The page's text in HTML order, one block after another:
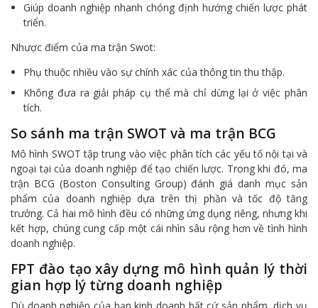
Giúp doanh nghiệp nhanh chóng định hướng chiến lược phát
triển.
Nhược điểm của ma trận Swot:
Phụ thuộc nhiều vào sự chính xác của thông tin thu thập.
Không đưa ra giải pháp cụ thể mà chỉ dừng lại ở việc phân
tích.
So sánh ma trận SWOT và ma trận BCG
Mô hình SWOT tập trung vào việc phân tích các yếu tố nội tại và
ngoại tại của doanh nghiệp để tạo chiến lược. Trong khi đó, ma
trận BCG (Boston Consulting Group) đánh giá danh mục sản
phẩm của doanh nghiệp dựa trên thị phần và tốc độ tăng
trưởng. Cả hai mô hình đều có những ứng dụng riêng, nhưng khi
kết hợp, chúng cung cấp một cái nhìn sâu rộng hơn về tình hình
doanh nghiệp.
FPT đào tạo xây dựng mô hình quản lý thời
gian hợp lý từng doanh nghiệp